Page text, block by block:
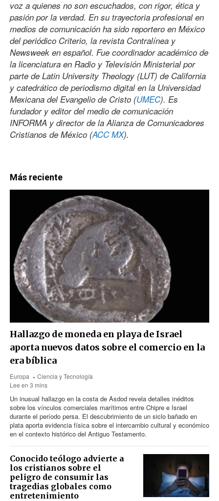
voz a quienes no son escuchados, con rigor, ética y
pasión por la verdad. En su trayectoria profesional en
medios de comunicación ha sido reportero en México
del periódico Criterio, la revista Contralínea y
Newsweek en español. Fue coordinador académico de
la licenciatura en Radio y Televisión Ministerial por
parte de Latin University Theology (LUT) de California
y catedrático de periodismo digital en la Universidad
Mexicana del Evangelio de Cristo (UMEC). Es
fundador y editor del medio de comunicación
INFORMA y director de la Alianza de Comunicadores
Cristianos de México (ACC MX).
Más reciente
Hallazgo de moneda en playa de Israel
aporta nuevos datos sobre el comercio en la
era bíblica
Europa
Ciencia y Tecnología
Lee en 3 mins
Un inusual hallazgo en la costa de Asdod revela detalles inéditos
sobre los vínculos comerciales marítimos entre Chipre e Israel
durante el período persa. El descubrimiento de un siclo bañado en
plata aporta evidencia física sobre el intercambio cultural y económico
en el contexto histórico del Antiguo Testamento.
Conocido teólogo advierte a
los cristianos sobre el
peligro de consumir las
tragedias globales como
entretenimiento